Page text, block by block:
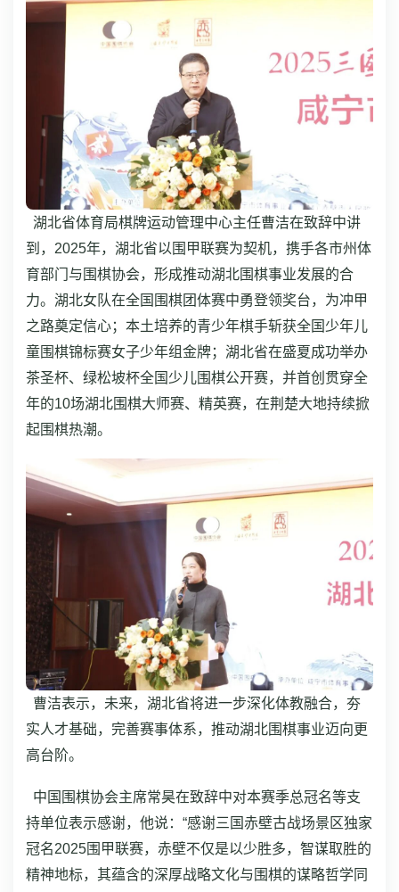
湖北省体育局棋牌运动管理中心主任曹洁在致辞中讲
到，2025年，湖北省以围甲联赛为契机，携手各市州体
育部门与围棋协会，形成推动湖北围棋事业发展的合
力。湖北女队在全国围棋团体赛中勇登领奖台，为冲甲
之路奠定信心；本土培养的青少年棋手斩获全国少年儿
童围棋锦标赛女子少年组金牌；湖北省在盛夏成功举办
茶圣杯、绿松坡杯全国少儿围棋公开赛，并首创贯穿全
年的10场湖北围棋大师赛、精英赛，在荆楚大地持续掀
起围棋热潮。
曹洁表示，未来，湖北省将进一步深化体教融合，夯
实人才基础，完善赛事体系，推动湖北围棋事业迈向更
高台阶。
中国围棋协会主席常昊在致辞中对本赛季总冠名等支
持单位表示感谢，他说：“感谢三国赤壁古战场景区独家
冠名2025围甲联赛，赤壁不仅是以少胜多，智谋取胜的
精神地标，其蕴含的深厚战略文化与围棋的谋略哲学同